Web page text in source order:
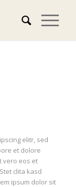
elitr, sed
et dolore
vero eos et
clita kasd
ipsum dolor sit